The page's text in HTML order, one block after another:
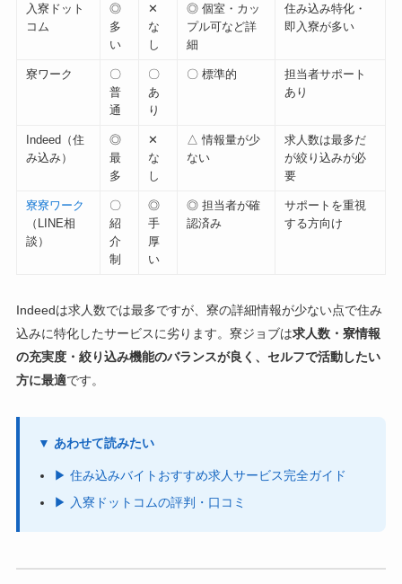
入寮ドット
コム
◎
多
い
✕
な
し
◎ 個室・カッ
プル可など詳
細
住み込み特化・
即入寮が多い
寮ワーク
〇
普
通
〇
あ
り
〇 標準的
担当者サポート
あり
Indeed（住
み込み）
◎
最
多
✕
な
し
△ 情報量が少
ない
求人数は最多だ
が絞り込みが必
要
寮寮ワーク
（LINE相
談）
〇
紹
介
制
◎
手
厚
い
◎ 担当者が確
認済み
サポートを重視
する方向け
Indeedは求人数では最多ですが、寮の詳細情報が少ない点で住み
込みに特化したサービスに劣ります。寮ジョブは求人数・寮情報
の充実度・絞り込み機能のバランスが良く、セルフで活動したい
方に最適です。
▼ あわせて読みたい
▶ 住み込みバイトおすすめ求人サービス完全ガイド
▶ 入寮ドットコムの評判・口コミ